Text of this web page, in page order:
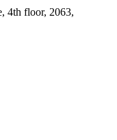
4th floor, 2063,